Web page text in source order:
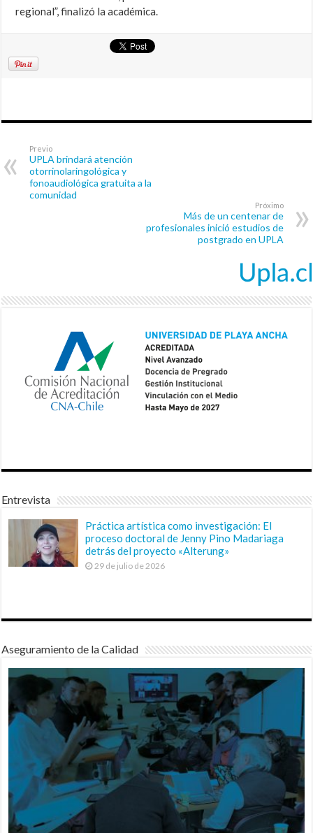
regional”, finalizó la académica.
Previo
UPLA brindará atención
otorrinolaringológica y
fonoaudiológica gratuita a la
comunidad
Próximo
Más de un centenar de
profesionales inició estudios de
postgrado en UPLA
Entrevista
Práctica artística como investigación: El
proceso doctoral de Jenny Pino Madariaga
detrás del proyecto «Alterung»
29 de julio de 2026
Aseguramiento de la Calidad